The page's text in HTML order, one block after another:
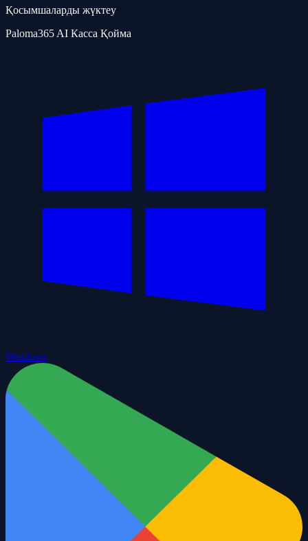
Қосымшаларды жүктеу
Paloma365 AI Касса Қойма
Windows